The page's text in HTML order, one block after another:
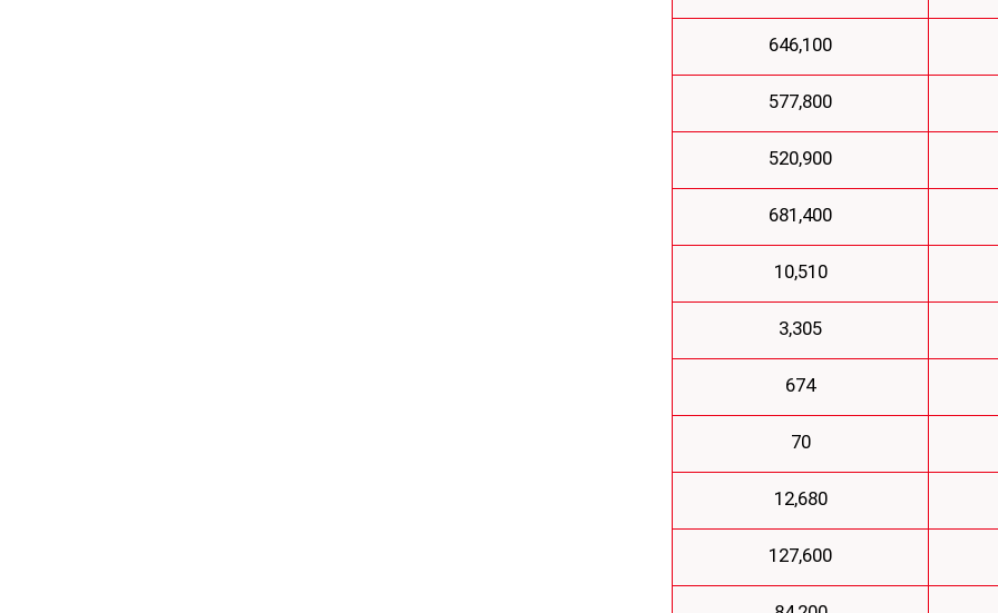
646,100
577,800
520,900
681,400
10,510
3,305
674
70
12,680
127,600